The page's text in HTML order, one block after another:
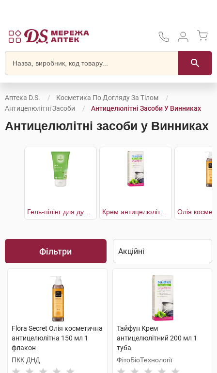
Аптека D.S.
Косметика По Догляду За Тілом
Антицелюлітні Засоби
Антицелюлітні Засоби У Винниках
Антицелюлітні засоби у Винниках
Крем антицелюлітний
Фільтри
Flora Secret Олія косметична
антицелюлітна 150 мл 1
флакон
ПКК ДНД
Тайфун Крем
антицелюлітний 200 мл 1
туба
ФітоБіоТехнології